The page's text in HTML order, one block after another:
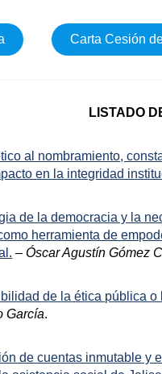
Carta Cesión
LISTADO
al nombramiento,
en la integridad
de la democracia y la
herramienta de
–Óscar Agustín Gómez
de la ética pública
García.
de cuentas inmutable y